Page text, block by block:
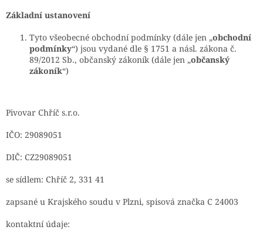
Základní ustanovení
Tyto všeobecné obchodní podmínky (dále jen „obchodní
podmínky“) jsou vydané dle § 1751 a násl. zákona č.
89/2012 Sb., občanský zákoník (dále jen „občanský
zákoník“)
Pivovar Chříč s.r.o.
IČO: 29089051
DIČ: CZ29089051
se sídlem: Chříč 2, 331 41
zapsané u Krajského soudu v Plzni, spisová značka C 24003
kontaktní údaje: